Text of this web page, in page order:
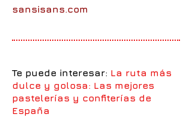
sansisans.com
Te puede interesar: La ruta más
dulce y golosa: Las mejores
pastelerías y confiterías de
España